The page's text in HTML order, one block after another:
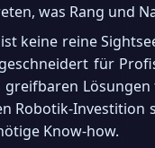
was Rang und
keine reine
für
greifbaren
Robotik-Investition
Know-how.